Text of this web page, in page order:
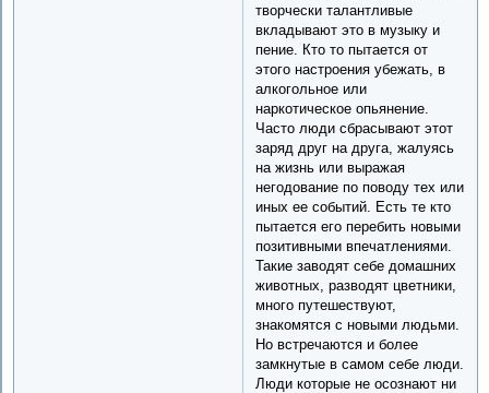
творчески талантливые
вкладывают это в музыку и
пение. Кто то пытается от
этого настроения убежать, в
алкогольное или
наркотическое опьянение.
Часто люди сбрасывают этот
заряд друг на друга, жалуясь
на жизнь или выражая
негодование по поводу тех или
иных ее событий. Есть те кто
пытается его перебить новыми
позитивными впечатлениями.
Такие заводят себе домашних
животных, разводят цветники,
много путешествуют,
знакомятся с новыми людьми.
Но встречаются и более
замкнутые в самом себе люди.
Люди которые не осознают ни